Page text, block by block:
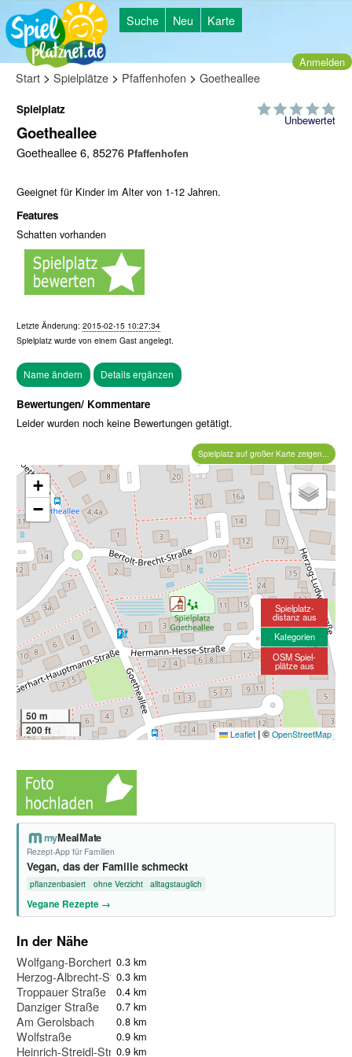
Suche Neu Karte
Anmelden
Start > Spielplätze > Pfaffenhofen > Goetheallee
Unbewertet
Spielplatz
Goetheallee
Goetheallee 6, 85276 Pfaffenhofen
Geeignet für Kinder im Alter von 1-12 Jahren.
Features
Schatten vorhanden
Letzte Änderung: 2015-02-15 10:27:34
Spielplatz wurde von einem Gast angelegt.
Bewertungen/ Kommentare
Leider wurden noch keine Bewertungen getätigt.
Spielplatz auf großer Karte zeigen...
+
−
50 m
200 ft
Leaflet |© OpenStreetMap
Spielplatz-
distanz aus
Kategorien
OSM Spiel-
plätze aus
myMealMate
Rezept-App für Familien
Vegan, das der Familie schmeckt
pflanzenbasiert ohne Verzicht alltagstauglich
Vegane Rezepte →
In der Nähe
Wolfgang-Borchert-Straße
0.3 km
Herzog-Albrecht-Straße
0.3 km
Troppauer Straße 0.4 km
Danziger Straße 0.7 km
Am Gerolsbach 0.8 km
Wolfstraße 0.9 km
Heinrich-Streidl-Straße0.9 km